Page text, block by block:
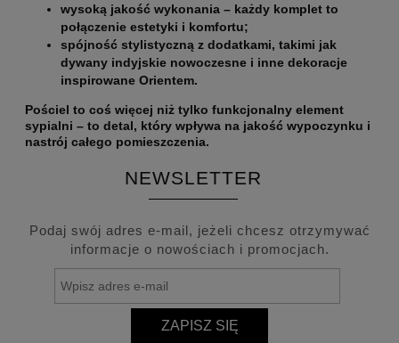
wysoką jakość wykonania – każdy komplet to
połączenie estetyki i komfortu;
spójność stylistyczną z dodatkami, takimi jak
dywany indyjskie nowoczesne i inne dekoracje
inspirowane Orientem.
Pościel to coś więcej niż tylko funkcjonalny element
sypialni – to detal, który wpływa na jakość wypoczynku i
nastrój całego pomieszczenia.
NEWSLETTER
Podaj swój adres e-mail, jeżeli chcesz otrzymywać
informacje o nowościach i promocjach.
ZAPISZ SIĘ